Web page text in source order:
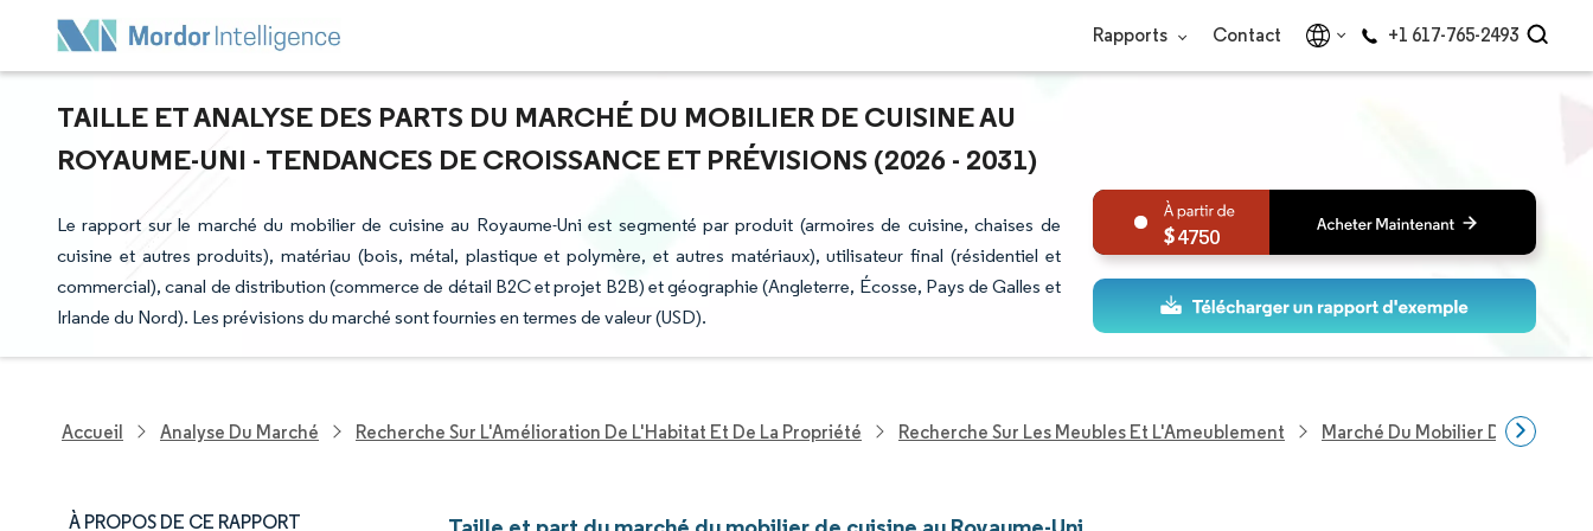
Rapports Contact +1 617-765-2493
TAILLE ET ANALYSE DES PARTS DU MARCHÉ DU MOBILIER DE CUISINE AU
ROYAUME-UNI - TENDANCES DE CROISSANCE ET PRÉVISIONS (2026 - 2031)
Le rapport sur le marché du mobilier de cuisine au Royaume-Uni est segmenté par produit (armoires de cuisine, chaises de
cuisine et autres produits), matériau (bois, métal, plastique et polymère, et autres matériaux), utilisateur final (résidentiel et
commercial), canal de distribution (commerce de détail B2C et projet B2B) et géographie (Angleterre, Écosse, Pays de Galles et
Irlande du Nord). Les prévisions du marché sont fournies en termes de valeur (USD).
4750
Accueil Analyse Du Marché Recherche Sur L'Amélioration De L'Habitat Et De La Propriété Recherche Sur Les Meubles Et L'Ameublement Marché Du Mobilier De Cuisine
À PROPOS DE CE RAPPORT